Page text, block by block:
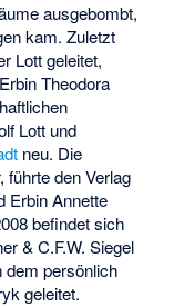
ausgebombt,
kam. Zuletzt
Lott geleitet,
Theodora
Lott und
neu. Die
führte den Verlag
Erbin Annette
befindet sich
& C.F.W. Siegel
dem persönlich
geleitet.